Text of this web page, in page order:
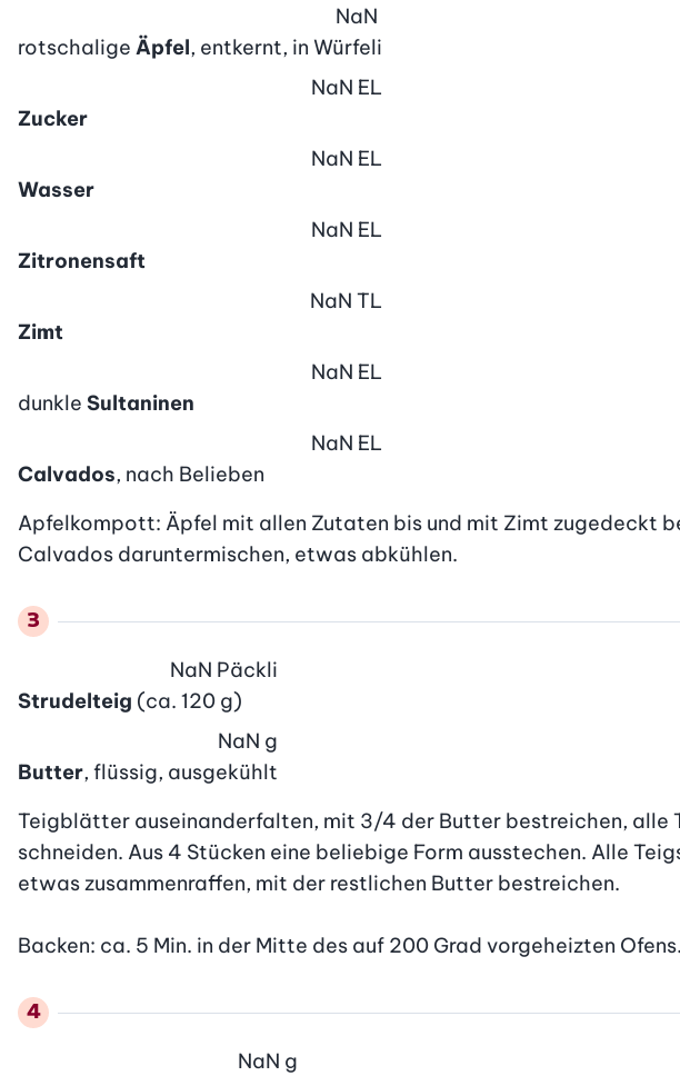
rotschalige Äpfel, entkernt, in Würfeli
NaN
Zucker
NaN EL
Wasser
NaN EL
Zitronensaft
NaN EL
Zimt
NaN TL
dunkle Sultaninen
NaN EL
Calvados, nach Belieben
NaN EL
Apfelkompott: Äpfel mit allen Zutaten bis und mit Zimt zugedeckt
Calvados daruntermischen, etwas abkühlen.
Strudelteig (ca. 120 g)
NaN Päckli
Butter, flüssig, ausgekühlt
NaN g
Teigblätter auseinanderfalten, mit 3/4 der Butter bestreichen, alle
schneiden. Aus 4 Stücken eine beliebige Form ausstechen. Alle
etwas zusammenraffen, mit der restlichen Butter bestreichen.
Backen: ca. 5 Min. in der Mitte des auf 200 Grad vorgeheizten
NaN g